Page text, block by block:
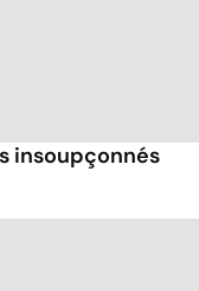
insoupçonnés